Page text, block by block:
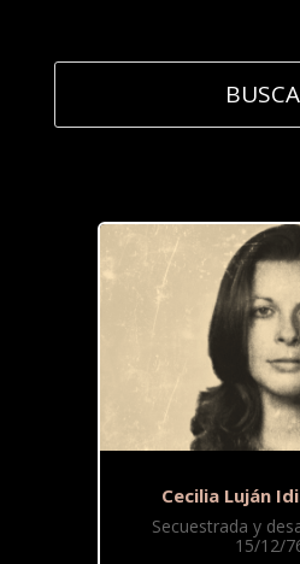
Cecilia Luján
Secuestrada y
15/12/